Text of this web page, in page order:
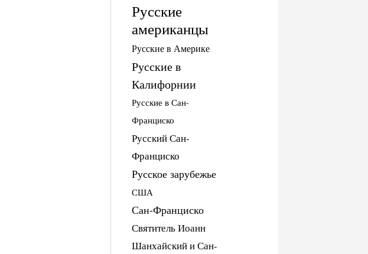
Русские
американцы
Русские в Америке
Русские в
Калифорнии
Русские в Сан-
Франциско
Русский Сан-
Франциско
Русское зарубежье
США
Сан-Франциско
Святитель Иоанн
Шанхайский и Сан-